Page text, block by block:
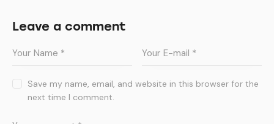
Leave a comment
Save my name, email, and website in this browser for the
next time I comment.